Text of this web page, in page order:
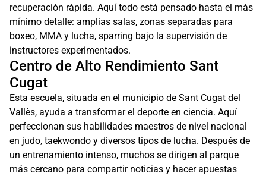
recuperación rápida. Aquí todo está pensado hasta el más
mínimo detalle: amplias salas, zonas separadas para
boxeo, MMA y lucha, sparring bajo la supervisión de
instructores experimentados.
Centro de Alto Rendimiento Sant
Cugat
Esta escuela, situada en el municipio de Sant Cugat del
Vallès, ayuda a transformar el deporte en ciencia. Aquí
perfeccionan sus habilidades maestros de nivel nacional
en judo, taekwondo y diversos tipos de lucha. Después de
un entrenamiento intenso, muchos se dirigen al parque
más cercano para compartir noticias y hacer apuestas